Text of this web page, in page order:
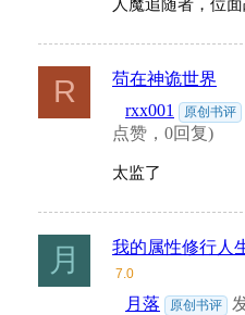
人魔追随者，位
R 苟在神诡世界
rxx001 原创书评
点赞，0回复)
太监了
月 我的属性修行人
7.0
月落 原创书评